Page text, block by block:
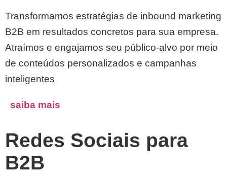
Transformamos estratégias de inbound marketing
B2B em resultados concretos para sua empresa.
Atraímos e engajamos seu público-alvo por meio
de conteúdos personalizados e campanhas
inteligentes
saiba mais
Redes Sociais para
B2B